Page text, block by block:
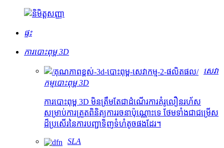
ផ្ទះ
ការបោះពុម្ព 3D
សេវា
កម្មបោះពុម្ព 3D
ការបោះពុម្ព 3D មិនត្រឹមតែជាដំណើរការគំរូលឿនរហ័ស
សម្រាប់ការត្រួតពិនិត្យការរចនាប៉ុណ្ណោះទេ ថែមទាំងជាជម្រើស
ដ៏ប្រសើរនៃការបញ្ជាទិញទំហំតូចផងដែរ។
SLA